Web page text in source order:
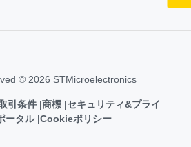
© 2026 STMicroelectronics
引条件 商標 セキュリティ&プライ
ータル Cookieポリシー